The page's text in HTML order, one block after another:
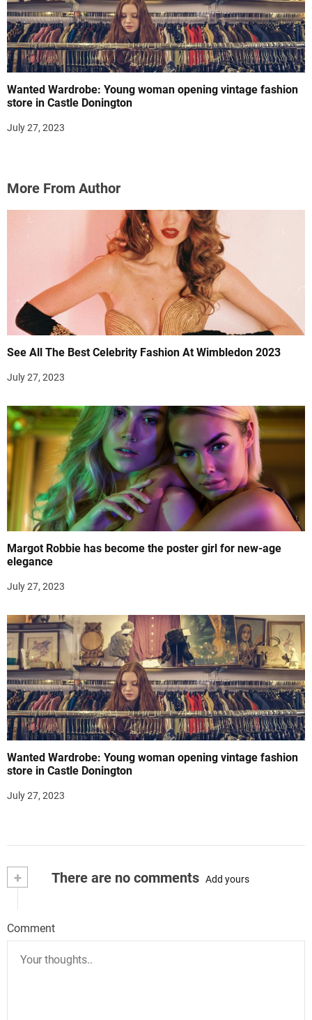
Wanted Wardrobe: Young woman opening vintage fashion
store in Castle Donington
July 27, 2023
More From Author
See All The Best Celebrity Fashion At Wimbledon 2023
July 27, 2023
Margot Robbie has become the poster girl for new-age
elegance
July 27, 2023
Wanted Wardrobe: Young woman opening vintage fashion
store in Castle Donington
July 27, 2023
+ There are no comments Add yours
Comment